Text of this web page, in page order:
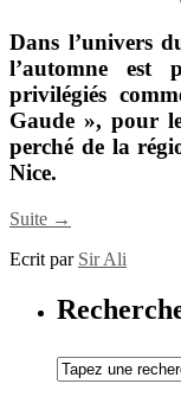
Dans l’univers
l’automne est
privilégiés
Gaude », pour
perché de la
Nice.
Suite →
Ecrit par Sir Ali